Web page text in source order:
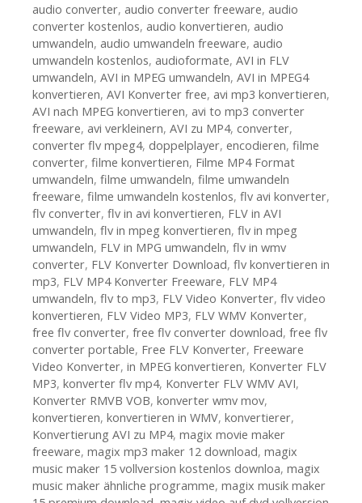
audio converter, audio converter freeware, audio
converter kostenlos, audio konvertieren, audio
umwandeln, audio umwandeln freeware, audio
umwandeln kostenlos, audioformate, AVI in FLV
umwandeln, AVI in MPEG umwandeln, AVI in MPEG4
konvertieren, AVI Konverter free, avi mp3 konvertieren,
AVI nach MPEG konvertieren, avi to mp3 converter
freeware, avi verkleinern, AVI zu MP4, converter,
converter flv mpeg4, doppelplayer, encodieren, filme
converter, filme konvertieren, Filme MP4 Format
umwandeln, filme umwandeln, filme umwandeln
freeware, filme umwandeln kostenlos, flv avi konverter,
flv converter, flv in avi konvertieren, FLV in AVI
umwandeln, flv in mpeg konvertieren, flv in mpeg
umwandeln, FLV in MPG umwandeln, flv in wmv
converter, FLV Konverter Download, flv konvertieren in
mp3, FLV MP4 Konverter Freeware, FLV MP4
umwandeln, flv to mp3, FLV Video Konverter, flv video
konvertieren, FLV Video MP3, FLV WMV Konverter,
free flv converter, free flv converter download, free flv
converter portable, Free FLV Konverter, Freeware
Video Konverter, in MPEG konvertieren, Konverter FLV
MP3, konverter flv mp4, Konverter FLV WMV AVI,
Konverter RMVB VOB, konverter wmv mov,
konvertieren, konvertieren in WMV, konvertierer,
Konvertierung AVI zu MP4, magix movie maker
freeware, magix mp3 maker 12 download, magix
music maker 15 vollversion kostenlos downloa, magix
music maker ähnliche programme, magix musik maker